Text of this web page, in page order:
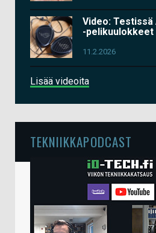
Video: Testissä
-pelikuulokkeet
11.2.2026
Lisää videoita
TEKNIIKKAPODCAST